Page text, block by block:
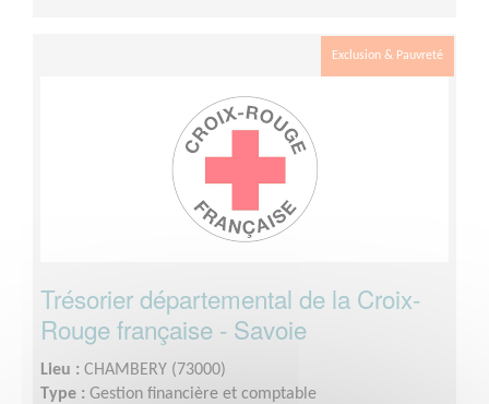
Exclusion & Pauvreté
Trésorier départemental de la Croix-
Rouge française - Savoie
Lieu : CHAMBERY (73000)
Type : Gestion financière et comptable